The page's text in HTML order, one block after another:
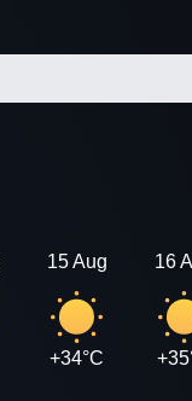
15 Aug
+34°C
16